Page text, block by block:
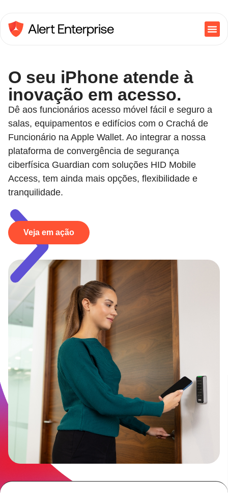
O seu iPhone atende à
inovação em acesso.
Dê aos funcionários acesso móvel fácil e seguro a
salas, equipamentos e edifícios com o Crachá de
Funcionário na Apple Wallet. Ao integrar a nossa
plataforma de convergência de segurança
ciberfísica Guardian com soluções HID Mobile
Access, tem ainda mais opções, flexibilidade e
tranquilidade.
Veja em ação